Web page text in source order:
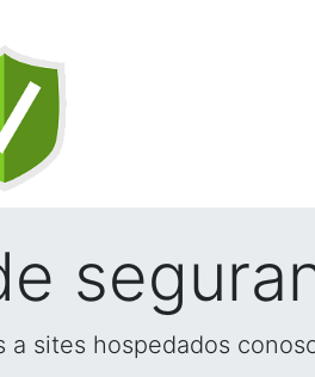
sites hospedados